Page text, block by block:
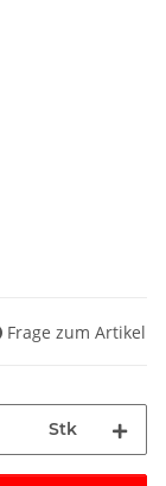
Frage zum Artikel
Stk